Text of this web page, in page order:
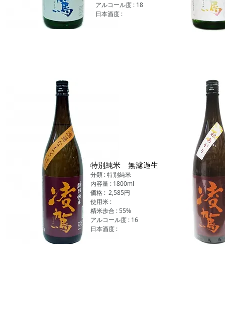
アルコール度 : 18
日本酒度 :
​特別純米 無濾過生
分類 : 特別純米
内容量 : 1800ml
価格 : 2,585円
使用米 :
精米歩合 : 55%
アルコール度 : 16
日本酒度 :